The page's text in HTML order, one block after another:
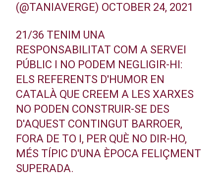
(@TANIAVERGE) OCTOBER 24, 2021
21/36 TENIM UNA
RESPONSABILITAT COM A SERVEI
PÚBLIC I NO PODEM NEGLIGIR-HI:
ELS REFERENTS D'HUMOR EN
CATALÀ QUE CREEM A LES XARXES
NO PODEN CONSTRUIR-SE DES
D'AQUEST CONTINGUT BARROER,
FORA DE TO I, PER QUÈ NO DIR-HO,
MÉS TÍPIC D'UNA ÈPOCA FELIÇMENT
SUPERADA.